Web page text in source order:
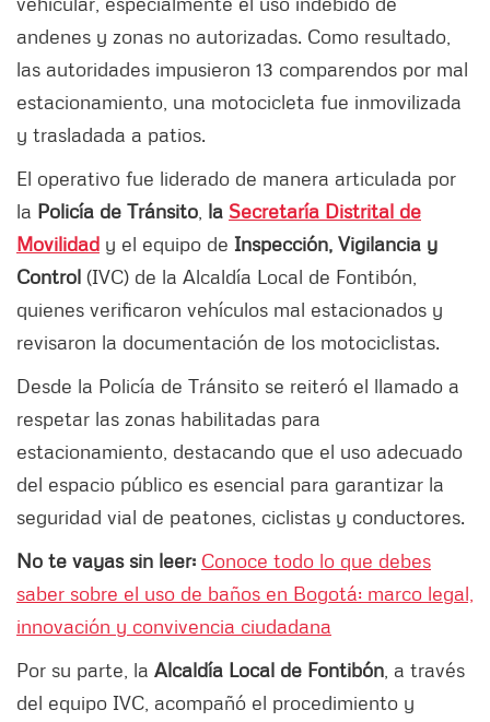
andenes y zonas no autorizadas. Como resultado,
las autoridades impusieron 13 comparendos por mal
estacionamiento, una motocicleta fue inmovilizada
y trasladada a patios.
El operativo fue liderado de manera articulada por
la Policía de Tránsito la Secretaría Distrital de
Movilidad y el equipo de Inspección, Vigilancia y
Control (IVC) de la Alcaldía Local de Fontibón,
quienes verificaron vehículos mal estacionados y
revisaron la documentación de los motociclistas.
Desde la Policía de Tránsito se reiteró el llamado a
respetar las zonas habilitadas para
estacionamiento, destacando que el uso adecuado
del espacio público es esencial para garantizar la
seguridad vial de peatones, ciclistas y conductores.
No te vayas sin leer: Conoce todo lo que debes
saber sobre el uso de baños en Bogotá: marco legal,
innovación y convivencia ciudadana
Por su parte, la Alcaldía Local de Fontibón , a través
del equipo IVC, acompañó el procedimiento y